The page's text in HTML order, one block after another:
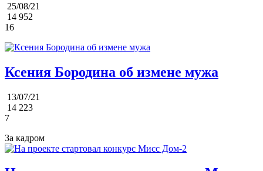
25/08/21
14 952
16
Ксения Бородина об измене мужа
13/07/21
14 223
7
За кадром